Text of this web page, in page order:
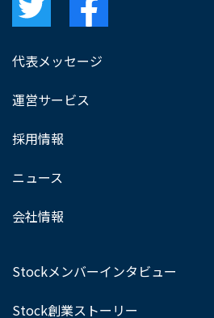
代表メッセージ
運営サービス
採用情報
ニュース
会社情報
Stockメンバーインタビュー
Stock創業ストーリー